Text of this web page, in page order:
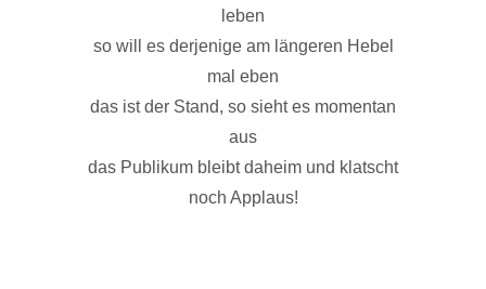
leben
so will es derjenige am längeren Hebel
mal eben
das ist der Stand, so sieht es momentan
aus
das Publikum bleibt daheim und klatscht
noch Applaus!